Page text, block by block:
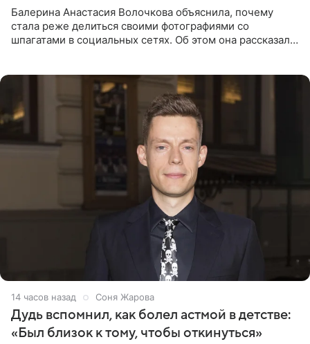
Балерина Анастасия Волочкова объяснила, почему
стала реже делиться своими фотографиями со
шпагатами в социальных сетях. Об этом она рассказала
15 часов назад Соня Жарова
Дудь вспомнил, как болел астмой в детстве:
«Был близок к тому, чтобы откинуться»